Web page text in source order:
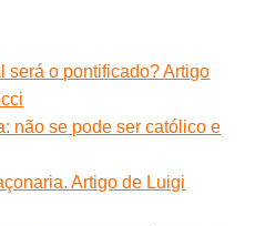
será o pontificado? Artigo
não se pode ser católico e
Artigo de Luigi